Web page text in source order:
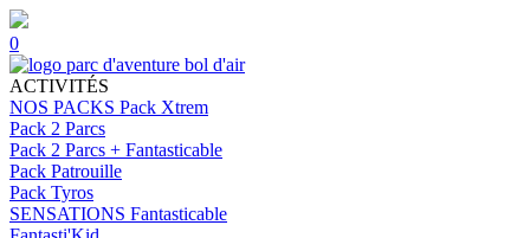
0
ACTIVITÉS
NOS PACKS Pack Xtrem
Pack 2 Parcs
Pack 2 Parcs + Fantasticable
Pack Patrouille
Pack Tyros
SENSATIONS Fantasticable